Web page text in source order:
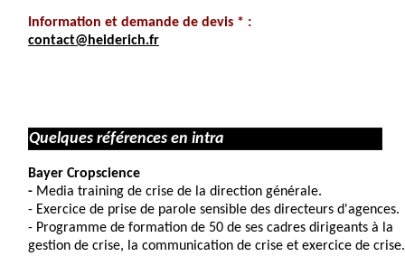
Information et demande de devis * :
contact@heiderich.fr
Quelques références en intra
Bayer Cropscience
- Media training de crise de la direction générale.
- Exercice de prise de parole sensible des directeurs d'agences.
- Programme de formation de 50 de ses cadres dirigeants à la
gestion de crise, la communication de crise et exercice de crise.